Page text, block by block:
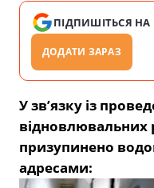
ПІДПИШІТЬСЯ НА
ДОДАТИ ЗАРАЗ
У зв’язку із
відновлювальних
призупинено
адресами: